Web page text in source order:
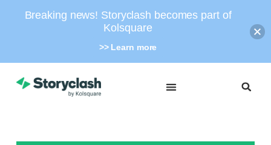
Breaking news! Storyclash becomes part of
Kolsquare
>> Learn more